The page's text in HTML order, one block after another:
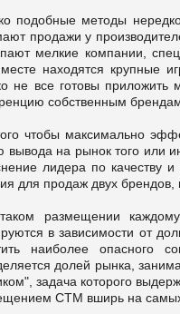
подобные методы
продажи у
мелкие компании,
находятся крупные
не все готовы приложить
собственным брендам
чтобы максимально
вывода на рынок того или
лидера по качеству
для продаж двух брендов,
размещении каждому
в зависимости от
наиболее опасного
долей рынка,
задача которого
СТМ вширь на самых